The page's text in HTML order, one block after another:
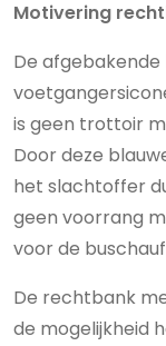
Motivering
De
is geen trottoir
Door deze
het slachtoffer
geen voorrang
voor de
De rechtbank
de mogelijkheid